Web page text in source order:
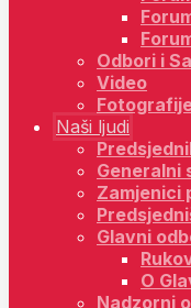
Odbori i
Video
Naši ljudi
Generalni
Zamjenici
Glavni
O
Nadzorni